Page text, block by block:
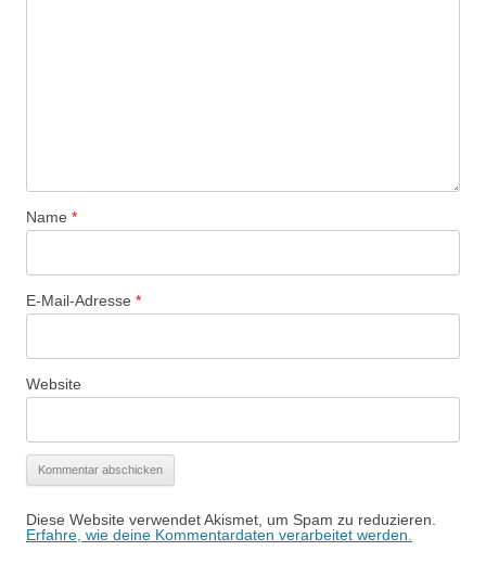
Name *
E-Mail-Adresse *
Website
Diese Website verwendet Akismet, um Spam zu reduzieren.
Erfahre, wie deine Kommentardaten verarbeitet werden.